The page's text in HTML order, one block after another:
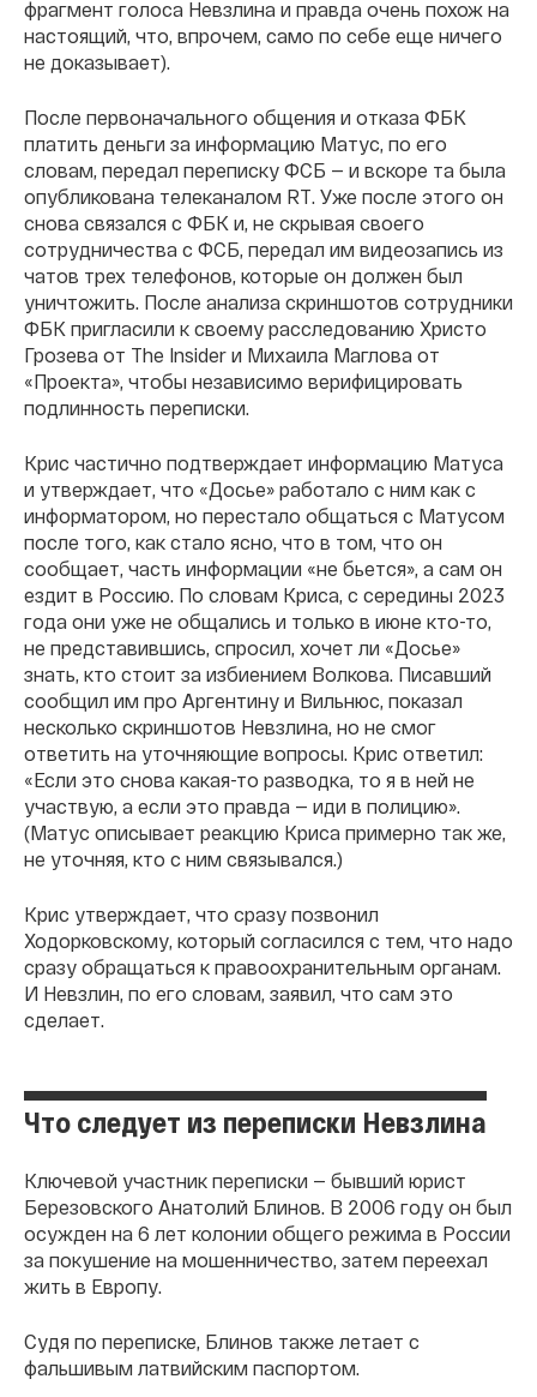
фрагмент голоса Невзлина и правда очень похож на
настоящий, что, впрочем, само по себе еще ничего
не доказывает).
После первоначального общения и отказа ФБК
платить деньги за информацию Матус, по его
словам, передал переписку ФСБ — и вскоре та была
опубликована телеканалом RT. Уже после этого он
снова связался с ФБК и, не скрывая своего
сотрудничества с ФСБ, передал им видеозапись из
чатов трех телефонов, которые он должен был
уничтожить. После анализа скриншотов сотрудники
ФБК пригласили к своему расследованию Христо
Грозева от The Insider и Михаила Маглова от
«Проекта», чтобы независимо верифицировать
подлинность переписки.
Крис частично подтверждает информацию Матуса
и утверждает, что «Досье» работало с ним как с
информатором, но перестало общаться с Матусом
после того, как стало ясно, что в том, что он
сообщает, часть информации «не бьется», а сам он
ездит в Россию. По словам Криса, с середины 2023
года они уже не общались и только в июне кто-то,
не представившись, спросил, хочет ли «Досье»
знать, кто стоит за избиением Волкова. Писавший
сообщил им про Аргентину и Вильнюс, показал
несколько скриншотов Невзлина, но не смог
ответить на уточняющие вопросы. Крис ответил:
«Если это снова какая-то разводка, то я в ней не
участвую, а если это правда — иди в полицию».
(Матус описывает реакцию Криса примерно так же,
не уточняя, кто с ним связывался.)
Крис утверждает, что сразу позвонил
Ходорковскому, который согласился с тем, что надо
сразу обращаться к правоохранительным органам.
И Невзлин, по его словам, заявил, что сам это
сделает.
Что следует из переписки Невзлина
Ключевой участник переписки — бывший юрист
Березовского Анатолий Блинов. В 2006 году он был
осужден на 6 лет колонии общего режима в России
за покушение на мошенничество, затем переехал
жить в Европу.
Судя по переписке, Блинов также летает с
фальшивым латвийским паспортом.